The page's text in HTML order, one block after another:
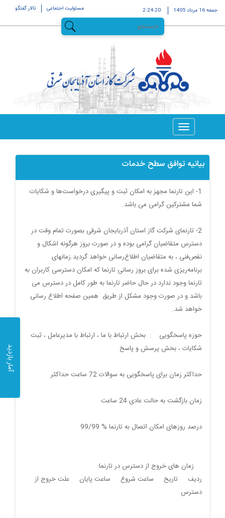
جمعه 16 مرداد 1405 2:24:20 مسئولیت اجتماعی تالار گفتگو
آمار بازدید
بیانیه توافق سطح خدمات
1- این تارنما مجهز به امکان ثبت و پیگیری درخواست‌ها و شکایات
شما مشترکین گرامی می باشد.
2- تارنمای شرکت گاز استان آذربایجان شرقی بصورت تمام وقت در
دسترس متقاضیان گرامی بوده و در صورت بروز هرگونه اشکال و
نقص‌فنی ، به متقاضیان اطلاع‌رسانی خواهد گردید.زمانهای
برنامه‌ریزی شده برای بروز رسانی تارنما که امکان دسترسی کاربران به
تارنما وجود ندارد در حال حاضر تارنما به طور کامل در دسترس می
باشد و در صورت وجود مشکل از طریق همین صفحه اطلاع رسانی
خواهد شد.
حوزه پاسخگویی : بخش ارتباط با ما ، ارتباط با مدیرعامل ، ثبت
شکایات ، بخش پرسش و پاسخ
حداکثر زمان برای پاسخگویی به سوالات 72 ساعت حداکثر
زمان بازگشت به حالت عادی 24 ساعت
درصد روزهای امکان اتصال به تارنما % 99/99
زمان های خروج از دسترس در تارنما:
ردیف تاریخ ساعت شروع ساعت پایان علت خروج از
دسترس